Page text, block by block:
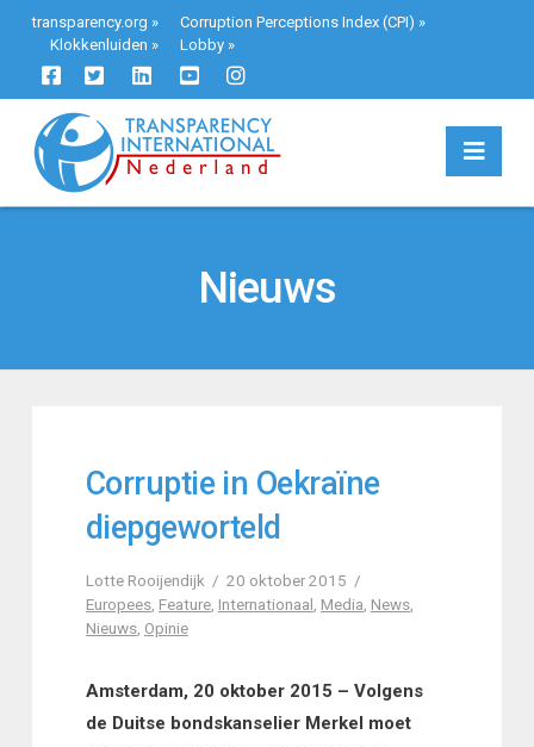
transparency.org » Corruption Perceptions Index (CPI) »
Klokkenluiden » Lobby»
Nieuws
Corruptie in Oekraïne
diepgeworteld
Lotte Rooijendijk
20 oktober 2015
Europees, Feature, Internationaal, Media, News,
Nieuws, Opinie
Amsterdam, 20 oktober 2015 – Volgens
de Duitse bondskanselier Merkel moet